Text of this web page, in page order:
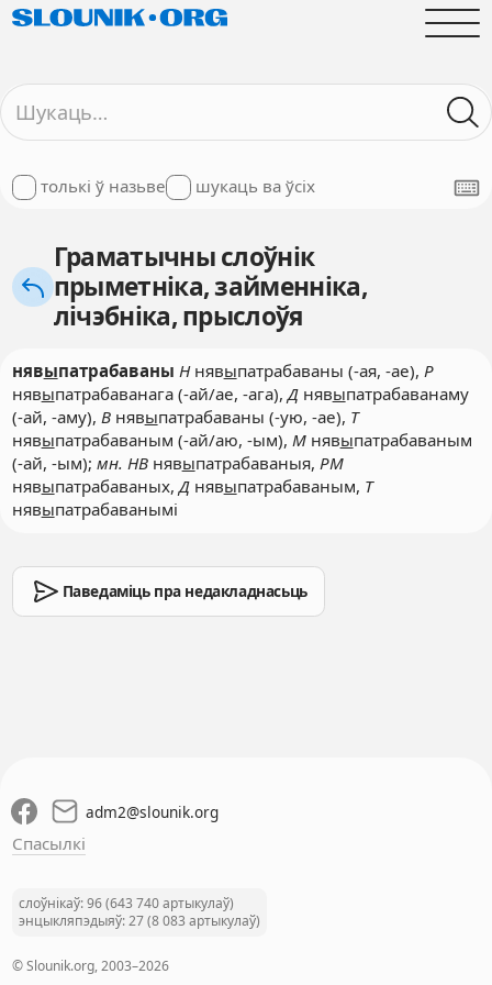
толькі ў назьве шукаць ва ўсіх
Граматычны слоўнік
прыметніка, займенніка,
лічэбніка, прыслоўя
нявыпатрабаваны Ннявыпатрабаваны (-ая, -ае), Р
нявыпатрабаванага (-ай/ае, -ага),Днявыпатрабаванаму
(-ай, -аму), Внявыпатрабаваны (-ую, -ае), Т
нявыпатрабаваным (-ай/аю, -ым), Мнявыпатрабаваным
(-ай, -ым); мн. НВнявыпатрабаваныя, РМ
нявыпатрабаваных,Днявыпатрабаваным, Т
нявыпатрабаванымі
Паведаміць пра недакладнасьць
adm2@slounik.org
Спасылкі
слоўнікаў: 96 (643 740 артыкулаў)
энцыкляпэдыяў: 27 (8 083 артыкулаў)
© Slounik.org, 2003–2026